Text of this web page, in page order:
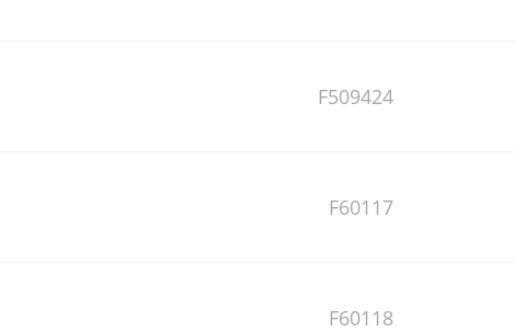
F509424
F60117
F60118